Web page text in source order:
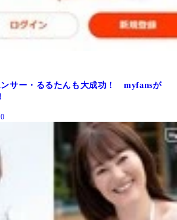
ンサー・るるたんも大成功！ myfansが